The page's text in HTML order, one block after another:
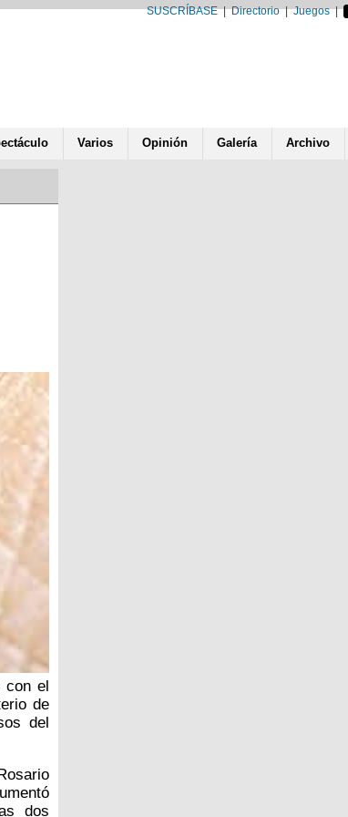
SUSCRÍBASE|Directorio|Juegos|
Varios Opinión Galería Archivo
con el
de
del
dos